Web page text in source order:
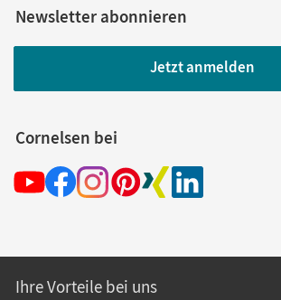
Newsletter abonnieren
Jetzt anmelden
Cornelsen bei
Ihre Vorteile bei uns